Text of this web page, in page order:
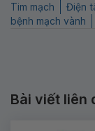
Tim mạch Điện
bệnh mạch vành
Bài viết liên